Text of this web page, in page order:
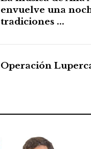
envuelve una
tradiciones ...
Operación